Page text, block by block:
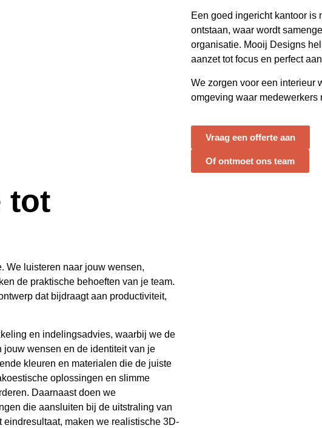
Een goed ingericht kantoor is
ontstaan, waar wordt
organisatie. Mooij Designs
aanzet tot focus en perfect
We zorgen voor een interieur
omgeving waar medewerkers
Vraag een offerte aan
Of ontmoet ons team
tot
We luisteren naar jouw wensen,
de praktische behoeften van je team.
dat bijdraagt aan productiviteit,
en indelingsadvies, waarbij we de
jouw wensen en de identiteit van je
kleuren en materialen die de juiste
oplossingen en slimme
Daarnaast doen we
die aansluiten bij de uitstraling van
maken we realistische 3D-